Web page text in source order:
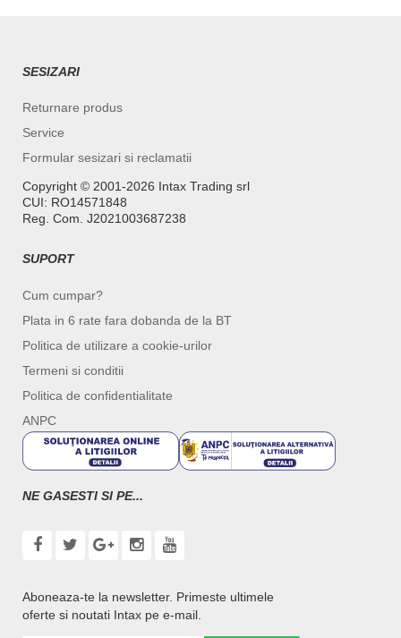
SESIZARI
Returnare produs
Service
Formular sesizari si reclamatii
Copyright ©️ 2001-2026 Intax Trading srl
CUI: RO14571848
Reg. Com. J2021003687238
SUPORT
Cum cumpar?
Plata in 6 rate fara dobanda de la BT
Politica de utilizare a cookie-urilor
Termeni si conditii
Politica de confidentialitate
ANPC
NE GASESTI SI PE...
Aboneaza-te la newsletter. Primeste ultimele
oferte si noutati Intax pe e-mail.